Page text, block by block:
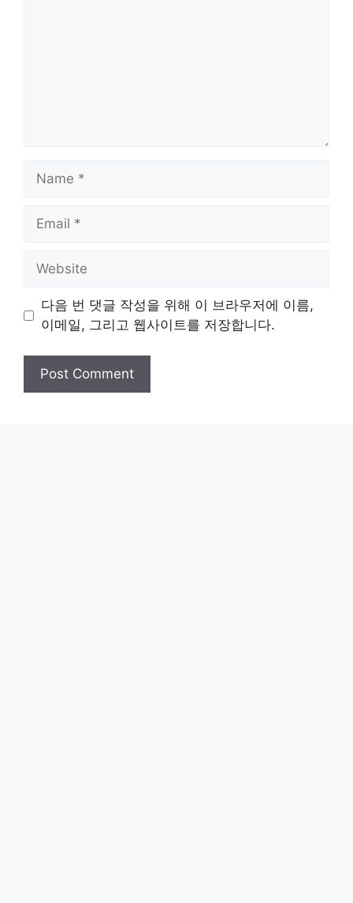
Name
Email
Website
다음 번 댓글 작성을 위해 이 브라우저에 이름,
이메일, 그리고 웹사이트를 저장합니다.